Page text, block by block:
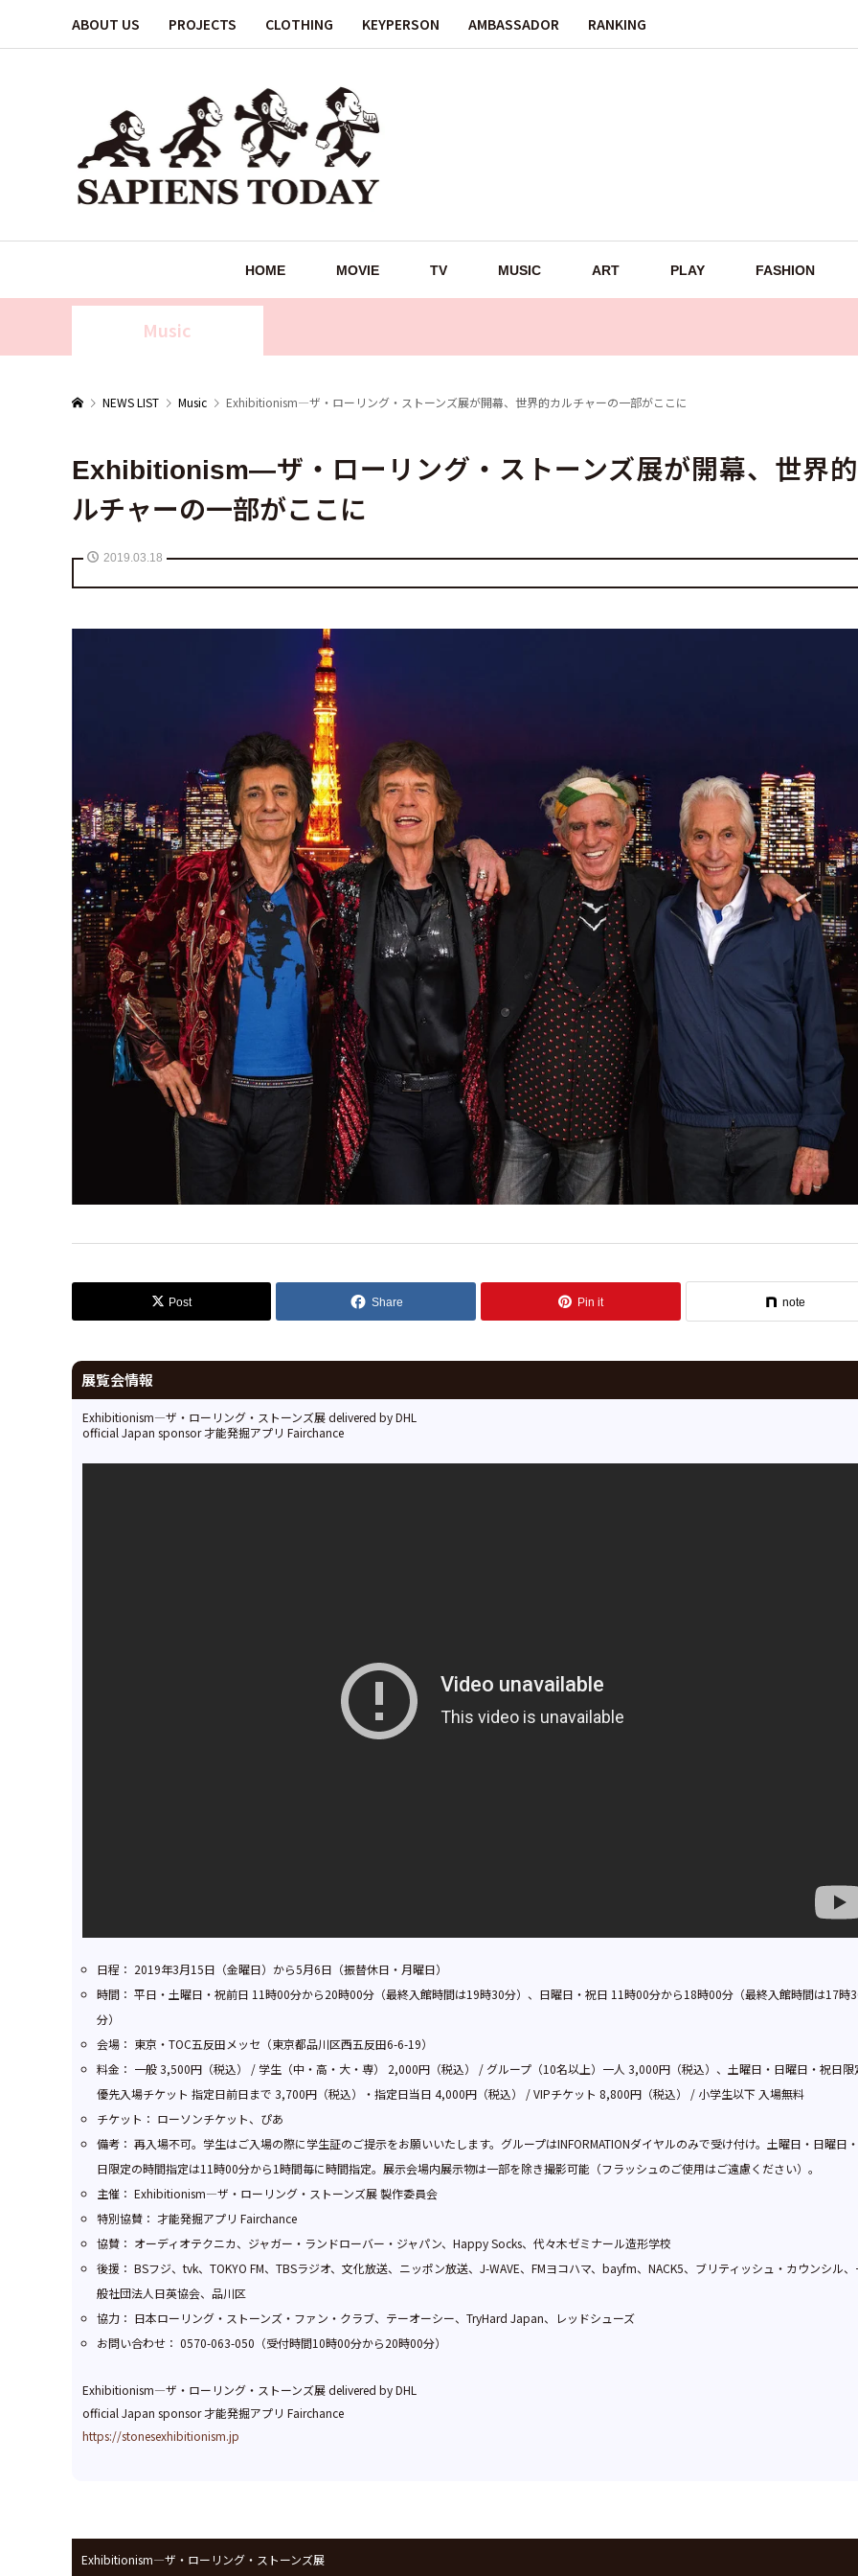
ABOUT US PROJECTS CLOTHING KEYPERSON AMBASSADOR RANKING
HOME MOVIE TV MUSIC ART PLAY FASHION
Music
NEWS LIST Music Exhibitionism—ザ・ローリング・ストーンズ展が開幕、世界的カルチャーの一部がここに
Exhibitionism—ザ・ローリング・ストーンズ展が開幕、世界
ルチャーの一部がここに
2019.03.18
Post Share Pin it note
展覧会情報
Exhibitionism—ザ・ローリング・ストーンズ展 delivered by DHL
official Japan sponsor 才能発掘アプリ Fairchance
日程： 2019年3月15日（金曜日）から5月6日（振替休日・月曜日）
時間： 平日・土曜日・祝前日 11時00分から20時00分（最終入館時間は19時30分）、日曜日・祝日 11時00分から18時00分（最終入館時間は17時
分）
会場： 東京・TOC五反田メッセ（東京都品川区西五反田6-6-19）
料金： 一般 3,500円（税込） / 学生（中・高・大・専） 2,000円（税込） / グループ（10名以上）一人 3,000円（税込）、土曜日・日曜日・祝日限
優先入場チケット 指定日前日まで 3,700円（税込）・指定日当日 4,000円（税込） / VIPチケット 8,800円（税込） / 小学生以下 入場無料
チケット： ローソンチケット、ぴあ
備考： 再入場不可。学生はご入場の際に学生証のご提示をお願いいたします。グループはINFORMATIONダイヤルのみで受け付け。土曜日・日曜日
日限定の時間指定は11時00分から1時間毎に時間指定。展示会場内展示物は一部を除き撮影可能（フラッシュのご使用はご遠慮ください）。
主催： Exhibitionism—ザ・ローリング・ストーンズ展 製作委員会
特別協賛： 才能発掘アプリ Fairchance
協賛： オーディオテクニカ、ジャガー・ランドローバー・ジャパン、Happy Socks、代々木ゼミナール造形学校
後援： BSフジ、tvk、TOKYO FM、TBSラジオ、文化放送、ニッポン放送、J-WAVE、FMヨコハマ、bayfm、NACK5、ブリティッシュ・カウンシル
般社団法人日英協会、品川区
協力： 日本ローリング・ストーンズ・ファン・クラブ、テーオーシー、TryHard Japan、レッドシューズ
お問い合わせ： 0570-063-050（受付時間10時00分から20時00分）
Exhibitionism—ザ・ローリング・ストーンズ展 delivered by DHL
official Japan sponsor 才能発掘アプリ Fairchance
https://stonesexhibitionism.jp
Exhibitionism—ザ・ローリング・ストーンズ展